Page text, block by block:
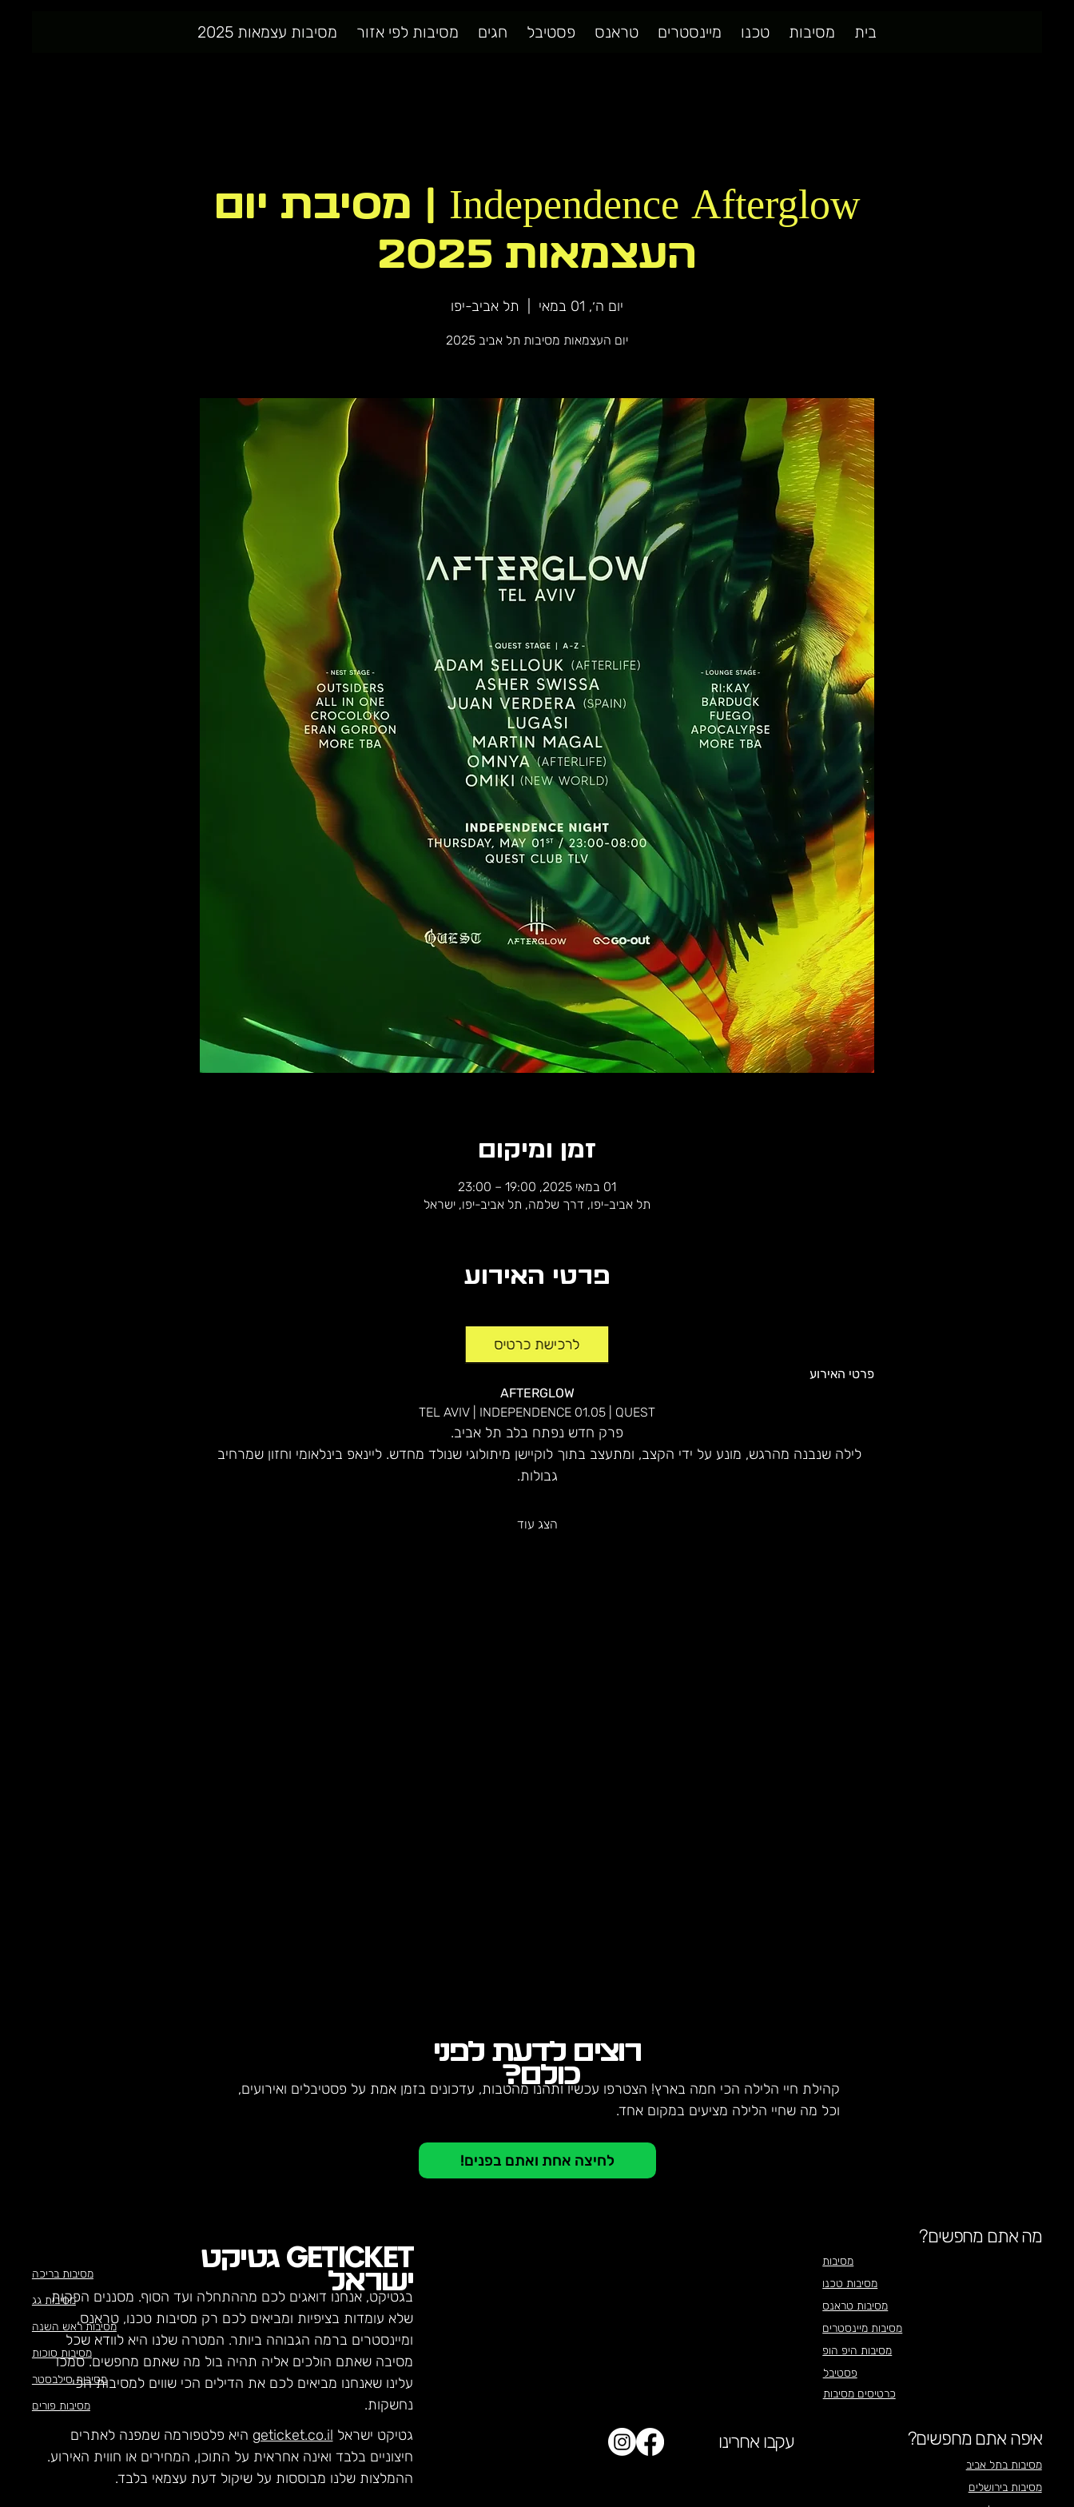
בית מסיבות טכנו מיינסטרים טראנס פסטיבל חגים מסיבות לפי אזור מסיבות עצמאות 2025
Independence Afterglow | מסיבת יום
העצמאות 2025
יום ה׳, 01 במאי תל אביב-יפו
יום העצמאות מסיבות תל אביב 2025
זמן ומיקום
01 במאי 2025, 19:00 – 23:00
תל אביב-יפו, דרך שלמה, תל אביב-יפו, ישראל
פרטי האירוע
פרטי האירוע
AFTERGLOW
TEL AVIV | INDEPENDENCE 01.05 | QUEST
פרק חדש נפתח בלב תל אביב.
לילה שנבנה מהרגש, מונע על ידי הקצב, ומתעצב בתוך לוקיישן מיתולוגי שנולד מחדש. ליינאפ בינלאומי וחזון שמרחיב
גבולות.
הצג עוד
רוצים לדעת לפני
כולם?
קהילת חיי הלילה הכי חמה בארץ! הצטרפו עכשיו ותהנו מהטבות, עדכונים בזמן אמת על פסטיבלים ואירועים,
וכל מה שחיי הלילה מציעים במקום אחד.
לחיצה אחת ואתם בפנים!
מסיבות בריכה
מסיבות גג
מסיבות ראש השנה
מסיבות סוכות
מסיבות סילבסטר
מסיבות פורים
GETICKET גטיקט
ישראל
בגטיקט, אנחנו דואגים לכם מההתחלה ועד הסוף. מסננים הפקות
שלא עומדות בציפיות ומביאים לכם רק מסיבות טכנו, טראנס,
ומיינסטרים ברמה הגבוהה ביותר. המטרה שלנו היא לוודא שכל
מסיבה שאתם הולכים אליה תהיה בול מה שאתם מחפשים. סמכו
עלינו שאנחנו מביאים לכם את הדילים הכי שווים למסיבות הכי
נחשקות.
מה אתם מחפשים?
מסיבות
מסיבות טכנו
מסיבות טראנס
מסיבות מיינסטרים
מסיבות היפ הופ
פסטיבל
כרטיסים מסיבות
גטיקט ישראל geticket.co.il היא פלטפורמה שמפנה לאתרים
חיצוניים בלבד ואינה אחראית על התוכן, המחירים או חווית האירוע.
ההמלצות שלנו מבוססות על שיקול דעת עצמאי בלבד.
עקבו אחרינו איפה אתם מחפשים?
מסיבות בתל אביב
מסיבות בירושלים